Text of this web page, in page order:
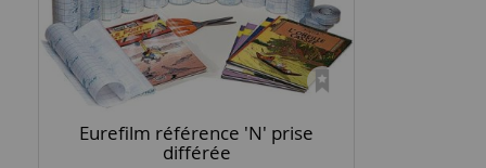
Eurefilm référence 'N' prise
différée